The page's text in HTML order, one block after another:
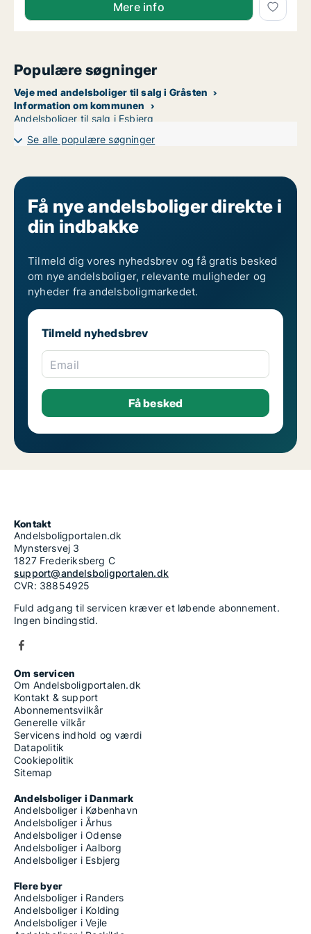
Mere info
Populære søgninger
Veje med andelsboliger til salg i Gråsten
Information om kommunen
Andelsboliger til salg i Esbjerg
Se alle populære søgninger
Få nye andelsboliger direkte i
din indbakke
Tilmeld dig vores nyhedsbrev og få gratis besked
om nye andelsboliger, relevante muligheder og
nyheder fra andelsboligmarkedet.
Tilmeld nyhedsbrev
Email
Kontakt
Andelsboligportalen.dk
Mynstersvej 3
1827 Frederiksberg C
support@andelsboligportalen.dk
CVR: 38854925
Fuld adgang til servicen kræver et løbende abonnement.
Ingen bindingstid.
Om servicen
Om Andelsboligportalen.dk
Kontakt & support
Abonnementsvilkår
Generelle vilkår
Servicens indhold og værdi
Datapolitik
Cookiepolitik
Sitemap
Andelsboliger i Danmark
Andelsboliger i København
Andelsboliger i Århus
Andelsboliger i Odense
Andelsboliger i Aalborg
Andelsboliger i Esbjerg
Flere byer
Andelsboliger i Randers
Andelsboliger i Kolding
Andelsboliger i Vejle